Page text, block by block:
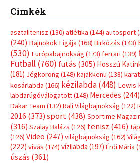
Címkék
asztalitenisz (130) atlétika (144) autosport
(240) Bajnokok Ligája (168) Birkózás (143)
(530) Európabajnokság (173) ferrari (139)
Futball (760) futás (305) Hosszú
(181) Jégkorong (148) kajakkenu (138)
kosárlabda (166) kézilabda(448) Lewis
labdarúgóválogatott(148) Mercedes (244)
Dakar Team (132) Rali Világbajnokság (122)
2016 (373) sport(438) Sportime
(316) Szalay Balázs (126) tenisz (416)
(126) Video (247) világbajnokság (162)
(222) vívás (174) vízilabda (197) Érdi Mária
úszás (361)